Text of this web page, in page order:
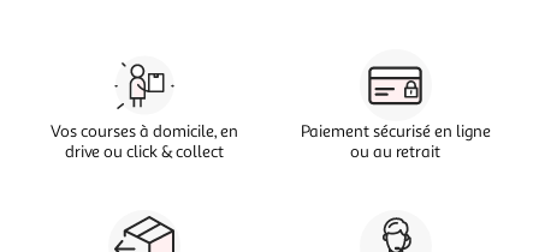
Vos courses à domicile, en
drive ou click & collect
Paiement sécurisé en ligne
ou au retrait